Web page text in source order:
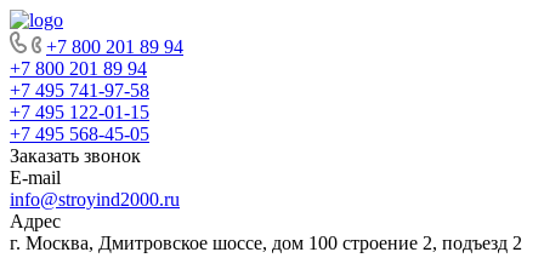
+7 800 201 89 94
+7 800 201 89 94
+7 495 741-97-58
+7 495 122-01-15
+7 495 568-45-05
Заказать звонок
E-mail
info@stroyind2000.ru
Адрес
г. Москва, Дмитровское шоссе, дом 100 строение 2, подъезд 2